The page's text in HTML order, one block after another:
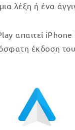
λέξη ή ένα
απαιτεί
έκδοση